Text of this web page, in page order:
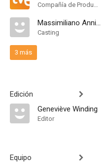
Compañía de Produccion
Massimiliano Annibaldi
Casting
3 más
Edición
Geneviève Winding
Editor
Equipo